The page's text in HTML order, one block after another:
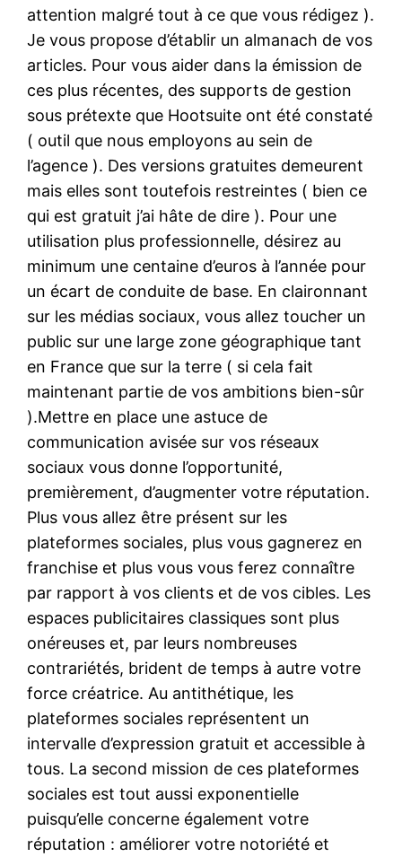
attention malgré tout à ce que vous rédigez ).
Je vous propose d’établir un almanach de vos
articles. Pour vous aider dans la émission de
ces plus récentes, des supports de gestion
sous prétexte que Hootsuite ont été constaté
( outil que nous employons au sein de
l’agence ). Des versions gratuites demeurent
mais elles sont toutefois restreintes ( bien ce
qui est gratuit j’ai hâte de dire ). Pour une
utilisation plus professionnelle, désirez au
minimum une centaine d’euros à l’année pour
un écart de conduite de base. En claironnant
sur les médias sociaux, vous allez toucher un
public sur une large zone géographique tant
en France que sur la terre ( si cela fait
maintenant partie de vos ambitions bien-sûr
).Mettre en place une astuce de
communication avisée sur vos réseaux
sociaux vous donne l’opportunité,
premièrement, d’augmenter votre réputation.
Plus vous allez être présent sur les
plateformes sociales, plus vous gagnerez en
franchise et plus vous vous ferez connaître
par rapport à vos clients et de vos cibles. Les
espaces publicitaires classiques sont plus
onéreuses et, par leurs nombreuses
contrariétés, brident de temps à autre votre
force créatrice. Au antithétique, les
plateformes sociales représentent un
intervalle d’expression gratuit et accessible à
tous. La second mission de ces plateformes
sociales est tout aussi exponentielle
puisqu’elle concerne également votre
réputation : améliorer votre notoriété et